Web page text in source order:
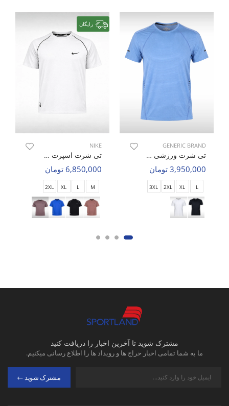
GENERIC BRAND
تی شرت ورزشی مردانه بدون برند Apex Motion M
3,950,000 تومان
L
XL
2XL
3XL
رایگان
NIKE
تی شرت اسپرت مردانه نایک Nike Iron Soul M
6,850,000 تومان
M
L
XL
2XL
مشترک شوید تا آخرین اخبار را دریافت کنید
ما به شما تمامی اخبار حراج ها و رویداد ها را اطلاع رسانی میکنیم.
مشترک شوید